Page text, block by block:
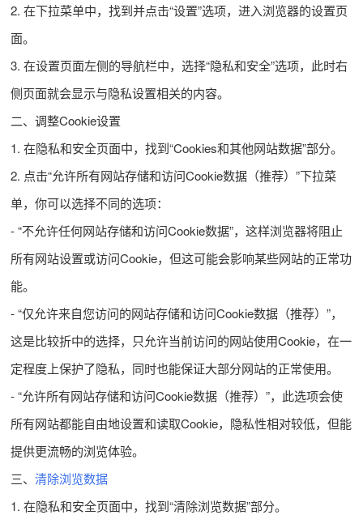
2. 在下拉菜单中，找到并点击“设置”选项，进入浏览器的设置页
面。
3. 在设置页面左侧的导航栏中，选择“隐私和安全”选项，此时右
侧页面就会显示与隐私设置相关的内容。
二、调整Cookie设置
1. 在隐私和安全页面中，找到“Cookies和其他网站数据”部分。
2. 点击“允许所有网站存储和访问Cookie数据（推荐）”下拉菜
单，你可以选择不同的选项：
- “不允许任何网站存储和访问Cookie数据”，这样浏览器将阻止
所有网站设置或访问Cookie，但这可能会影响某些网站的正常功
能。
- “仅允许来自您访问的网站存储和访问Cookie数据（推荐）”，
这是比较折中的选择，只允许当前访问的网站使用Cookie，在一
定程度上保护了隐私，同时也能保证大部分网站的正常使用。
- “允许所有网站存储和访问Cookie数据（推荐）”，此选项会使
所有网站都能自由地设置和读取Cookie，隐私性相对较低，但能
提供更流畅的浏览体验。
三、 清除浏览数据
1. 在隐私和安全页面中，找到“清除浏览数据”部分。